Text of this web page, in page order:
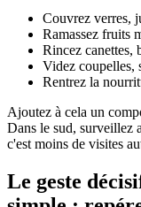
Couvrez verres,
Ramassez fruits
Rincez canettes,
Videz coupelles,
Rentrez la
Ajoutez à cela un
Dans le sud, surveillez
c'est moins de visites
Le geste